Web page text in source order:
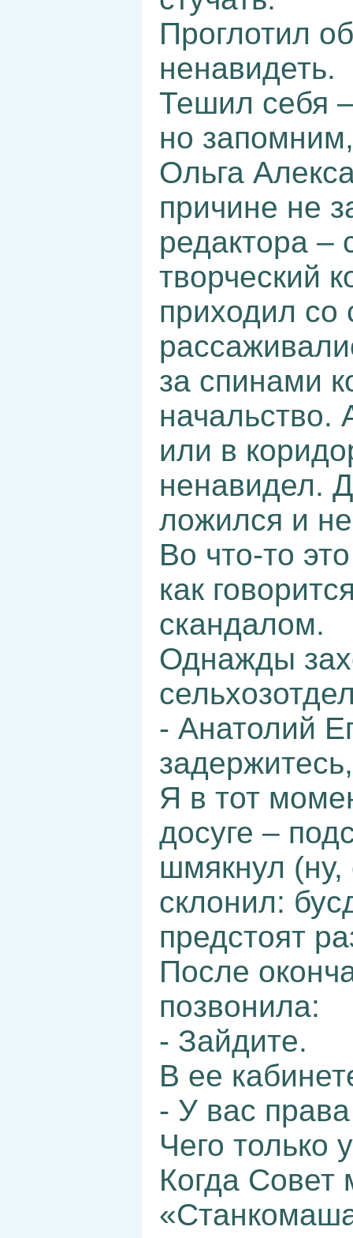
Проглотил
ненавидеть.
Тешил себя
но
Ольга
причине не
редактора –
творческий
приходил со
за спинами
начальство.
или в
ненавидел.
ложился и
Во что-то
как
скандалом.
Однажды
- Анатолий
Я в тот
досуге –
шмякнул (ну,
склонил:
предстоят
После
позвонила:
- Зайдите.
В ее
- У вас
Чего только
Когда Совет